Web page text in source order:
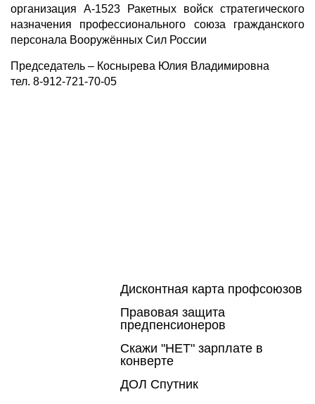
организация А-1523 Ракетных войск стратегического
назначения профессионального союза гражданского
персонала Вооружённых Сил России
Председатель – Коснырева Юлия Владимировна
тел. 8-912-721-70-05
Дисконтная карта профсоюзов
Правовая защита
предпенсионеров
Скажи "НЕТ" зарплате в
конверте
ДОЛ Спутник